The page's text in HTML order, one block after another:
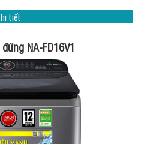
tiết
NA-FD16V1